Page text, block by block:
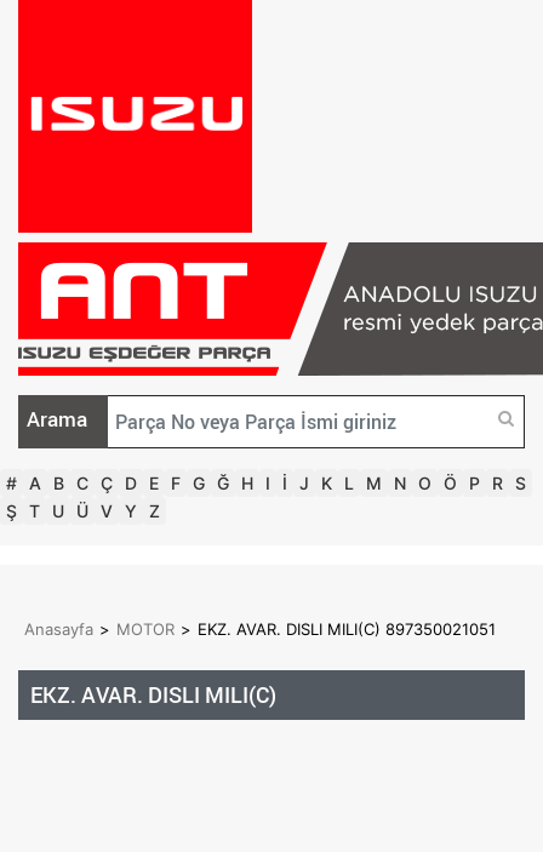
Arama
# A B C Ç D E F G Ğ H I İ J K L M N O Ö P R S
Ş T U Ü V Y Z
Anasayfa > MOTOR > EKZ. AVAR. DISLI MILI(C) 897350021051
EKZ. AVAR. DISLI MILI(C)